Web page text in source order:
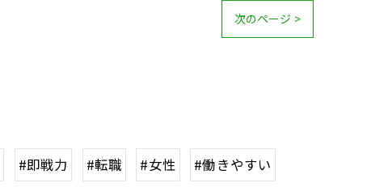
次のページ >
#即戦力 #転職 #女性
#働きやすい